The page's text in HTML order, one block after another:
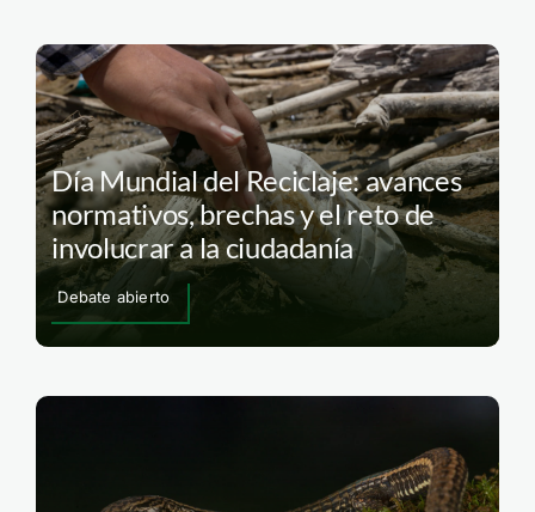
Día Mundial del Reciclaje: avances
normativos, brechas y el reto de
involucrar a la ciudadanía
Debate abierto